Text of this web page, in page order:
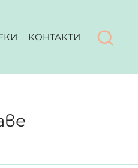
КОНТАКТИ